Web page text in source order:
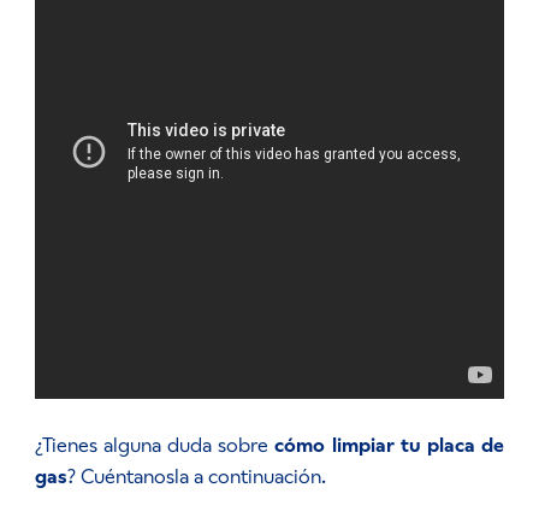
¿Tienes alguna duda sobre cómo limpiar tu placa de
gas? Cuéntanosla a continuación.